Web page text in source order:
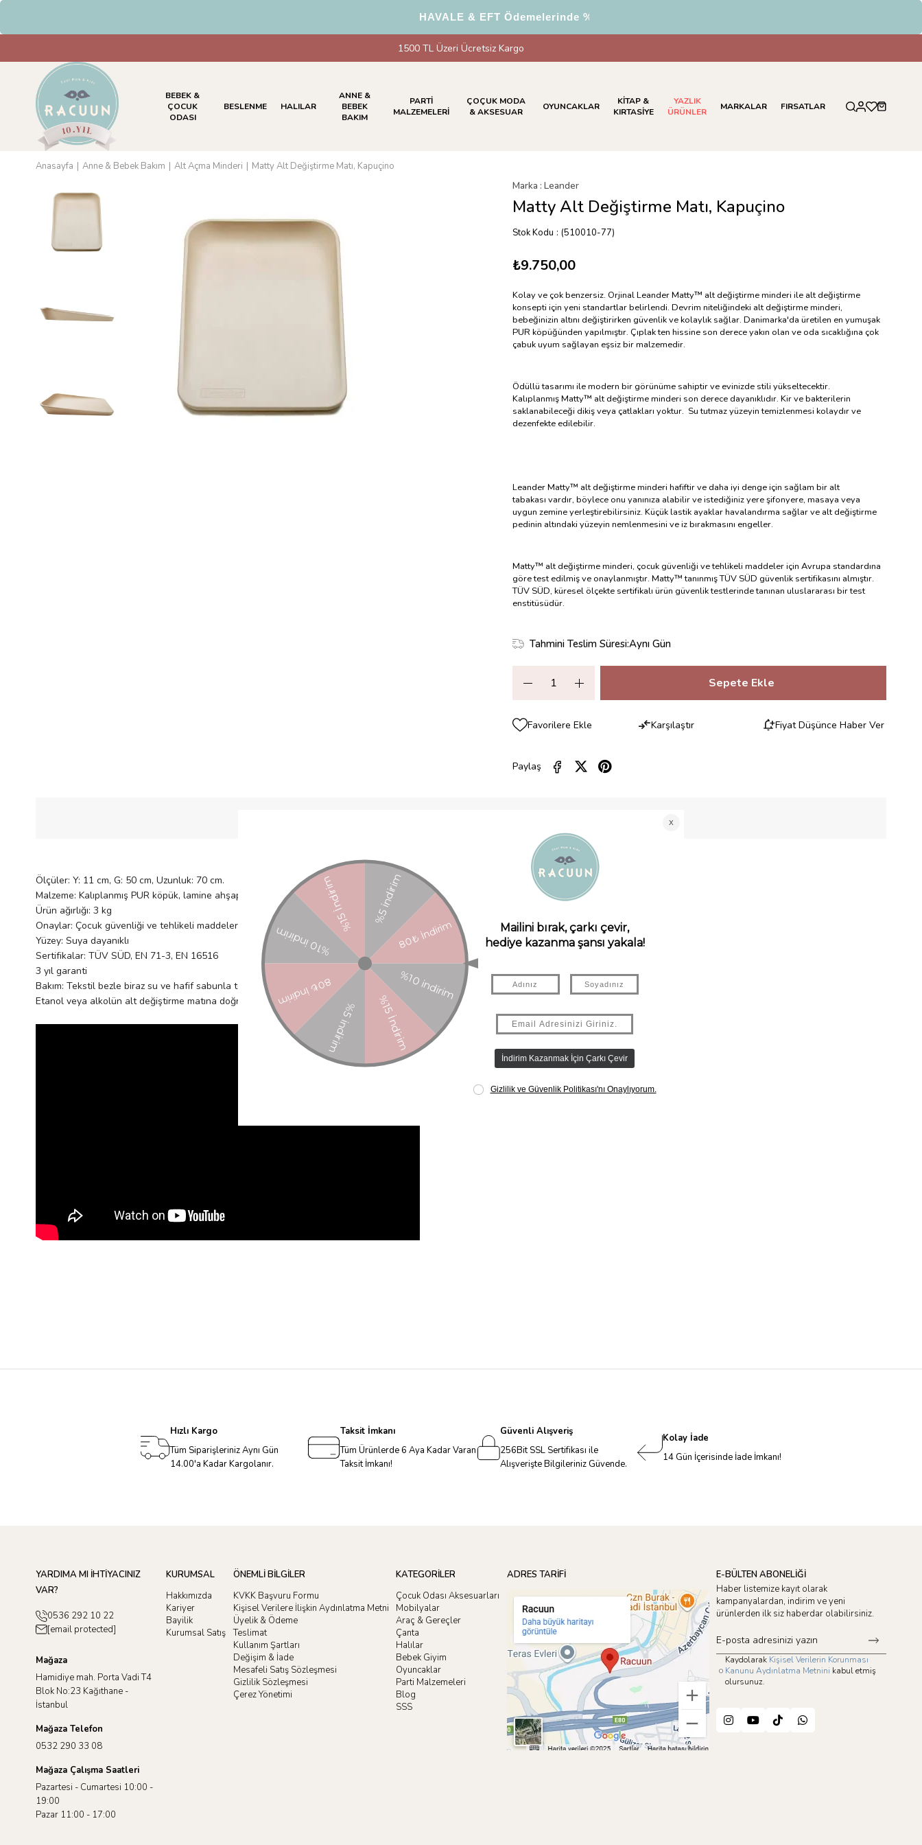
HAVALE & EFT Ödemelerinde %5 İndirim
1500 TL Üzeri Ücretsiz Kargo
BEBEK &
ÇOCUK
ODASI
BESLENME HALILAR
ANNE &
BEBEK
BAKIM
PARTİ
MALZEMELERİ
ÇOÇUK MODA
& AKSESUAR
OYUNCAKLAR
KİTAP &
KIRTASİYE
YAZLIK
ÜRÜNLER
MARKALAR FIRSATLAR
Anasayfa Anne & Bebek Bakım Alt Açma Minderi Matty Alt Değiştirme Matı, Kapuçino
Marka : Leander
Matty Alt Değiştirme Matı, Kapuçino
Stok Kodu (510010-77)
₺9.750,00
Kolay ve çok benzersiz. Orjinal Leander Matty™ alt değiştirme minderi ile alt değiştirme
konsepti için yeni standartlar belirlendi. Devrim niteliğindeki alt değiştirme minderi,
bebeğinizin altını değiştirirken güvenlik ve kolaylık sağlar. Danimarka'da üretilen en yumuşak
PUR köpüğünden yapılmıştır. Çıplak ten hissine son derece yakın olan ve oda sıcaklığına çok
çabuk uyum sağlayan eşsiz bir malzemedir.
Ödüllü tasarımı ile modern bir görünüme sahiptir ve evinizde stili yükseltecektir.
Kalıplanmış Matty™ alt değiştirme minderi son derece dayanıklıdır. Kir ve bakterilerin
saklanabileceği dikiş veya çatlakları yoktur. Su tutmaz yüzeyin temizlenmesi kolaydır ve
dezenfekte edilebilir.
Leander Matty™ alt değiştirme minderi hafiftir ve daha iyi denge için sağlam bir alt
tabakası vardır, böylece onu yanınıza alabilir ve istediğiniz yere şifonyere, masaya veya
uygun zemine yerleştirebilirsiniz. Küçük lastik ayaklar havalandırma sağlar ve alt değiştirme
pedinin altındaki yüzeyin nemlenmesini ve iz bırakmasını engeller.
Matty™ alt değiştirme minderi, çocuk güvenliği ve tehlikeli maddeler için Avrupa standardına
göre test edilmiş ve onaylanmıştır. Matty™ tanınmış TÜV SÜD güvenlik sertifikasını almıştır.
TÜV SÜD, küresel ölçekte sertifikalı ürün güvenlik testlerinde tanınan uluslararası bir test
enstitüsüdür.
Tahmini Teslim Süresi:Aynı Gün
Favorilere Ekle Karşılaştır Fiyat Düşünce Haber Ver
Paylaş
Ölçüler: Y: 11 cm, G: 50 cm, Uzunluk: 70 cm.
Malzeme: Kalıplanmış PUR köpük, lamine ahşap
Ürün ağırlığı: 3 kg
Onaylar: Çocuk güvenliği ve tehlikeli maddeler için Avrupa standardı
Yüzey: Suya dayanıklı
Sertifikalar: TÜV SÜD, EN 71-3, EN 16516
3 yıl garanti
Bakım: Tekstil bezle biraz su ve hafif sabunla temizleyin. Veya %70 alkol içeren bir tekstil beziyle dezenfekte edebilirsiniz.
Etanol veya alkolün alt değiştirme matına doğrudan uygulanmaması gerekir. Uygulama için her zaman bir tekstil bezi kullanılmaldır.
Hızlı Kargo
Tüm Siparişleriniz Aynı Gün
14.00'a Kadar Kargolanır.
Taksit İmkanı
Tüm Ürünlerde 6 Aya Kadar Varan
Taksit İmkanı!
Güvenli Alışveriş
256Bit SSL Sertifikası ile
Alışverişte Bilgileriniz Güvende.
Kolay İade
14 Gün İçerisinde İade İmkanı!
YARDIMA MI İHTİYACINIZ
VAR?
0536 292 10 22
[email protected]
Mağaza
Hamidiye mah. Porta Vadi T4
Blok No:23 Kağıthane -
İstanbul
Mağaza Telefon
0532 290 33 08
Mağaza Çalışma Saatleri
Pazartesi - Cumartesi 10:00 -
19:00
Pazar 11:00 - 17:00
KURUMSAL
Hakkımızda
Kariyer
Bayilik
Kurumsal Satış
ÖNEMLİ BİLGİLER
KVKK Başvuru Formu
Kişisel Verilere İlişkin Aydınlatma Metni
Üyelik & Ödeme
Teslimat
Kullanım Şartları
Değişim & İade
Mesafeli Satış Sözleşmesi
Gizlilik Sözleşmesi
Çerez Yönetimi
KATEGORİLER
Çocuk Odası Aksesuarları
Mobilyalar
Araç & Gereçler
Çanta
Halılar
Bebek Giyim
Oyuncaklar
Parti Malzemeleri
Blog
SSS
ADRES TARİFİ
E-BÜLTEN ABONELİĞİ
Haber listemize kayıt olarak
kampanyalardan, indirim ve yeni
ürünlerden ilk siz haberdar olabilirsiniz.
Kaydolarak Kişisel Verilerin Korunması
Kanunu Aydınlatma Metnini kabul etmiş
olursunuz.